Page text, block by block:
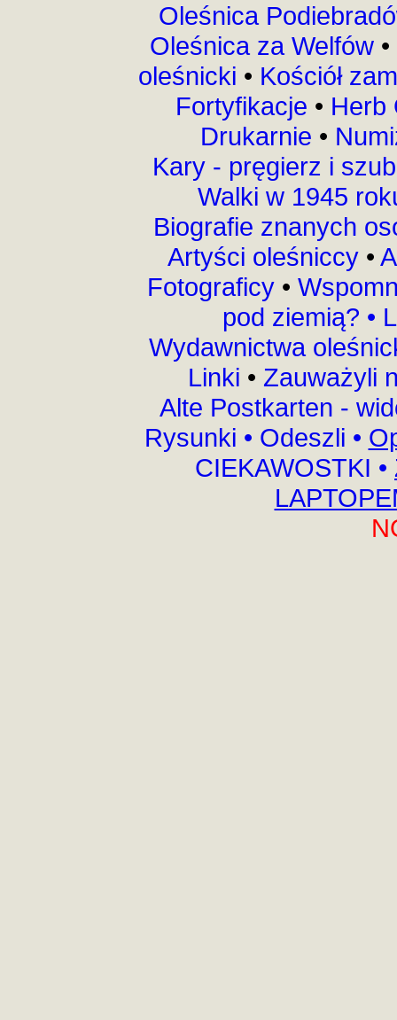
Oleśnica
Oleśnica za Welfów•
oleśnicki • Kościół
Fortyfikacje • Herb
Drukarnie •
Kary - pręgierz i
Walki w 1945
Biografie znanych
Artyści oleśniccy •
Fotograficy •
pod ziemią? •
Wydawnictwa
Linki • Zauważyli
Alte Postkarten -
Rysunki • Odeszli •
CIEKAWOSTKI •